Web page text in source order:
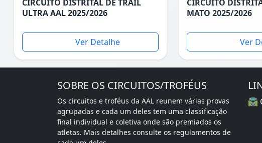
CIRCUITO DISTRITAL DE TRAIL
ULTRA AAL 2025/2026
Ver Detalhe
CIRCUITO
MATO 2025/2026
Ver
SOBRE OS CIRCUITOS/TROFÉUS
Os circuitos e troféus da AAL reunem várias provas
agrupadas e cada um deles tem uma classificação
final individual e coletiva onde são premiados os
atletas. Mais detalhes consulte os regulamentos de
🛣️